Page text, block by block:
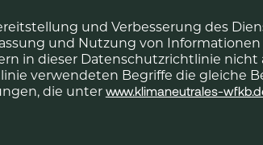
und Verbesserung des
und Nutzung von Informationen
in dieser Datenschutzrichtlinie nicht
verwendeten Begriffe die gleiche
die unter www.klimaneutrales-